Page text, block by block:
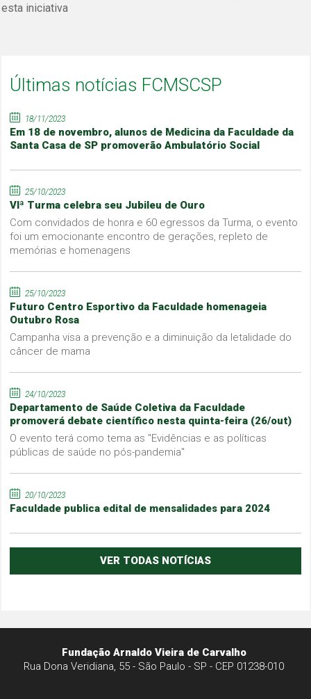
esta iniciativa
Últimas notícias FCMSCSP
18/11/2023
Em 18 de novembro, alunos de Medicina da Faculdade da
Santa Casa de SP promoverão Ambulatório Social
25/10/2023
VIª Turma celebra seu Jubileu de Ouro
Com convidados de honra e 60 egressos da Turma, o evento
foi um emocionante encontro de gerações, repleto de
memórias e homenagens
25/10/2023
Futuro Centro Esportivo da Faculdade homenageia
Outubro Rosa
Campanha visa a prevenção e a diminuição da letalidade do
câncer de mama
24/10/2023
Departamento de Saúde Coletiva da Faculdade
promoverá debate científico nesta quinta-feira (26/out)
O evento terá como tema as "Evidências e as políticas
públicas de saúde no pós-pandemia"
20/10/2023
Faculdade publica edital de mensalidades para 2024
VER TODAS NOTÍCIAS
Fundação Arnaldo Vieira de Carvalho
Rua Dona Veridiana, 55 - São Paulo - SP - CEP 01238-010